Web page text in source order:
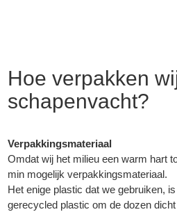
Hoe verpakken
schapenvacht?
Verpakkingsmateriaal
Omdat wij het milieu een warm hart
min mogelijk verpakkingsmateriaal.
Het enige plastic dat we gebruiken,
gerecycled plastic om de dozen